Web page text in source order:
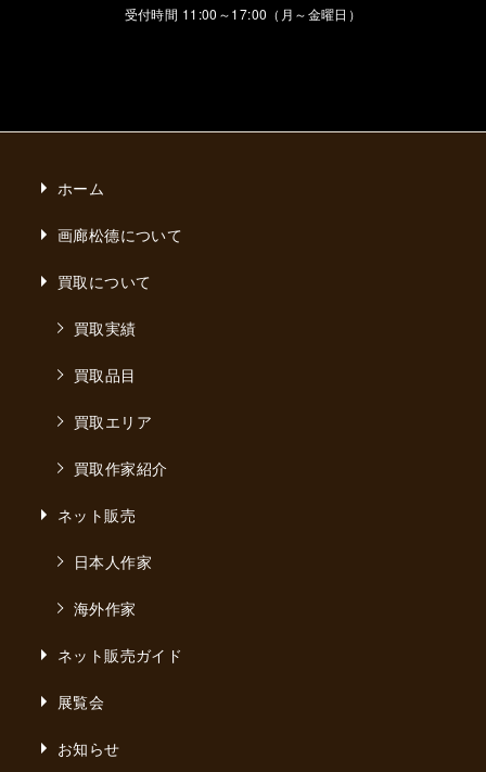
受付時間 11:00～17:00（月～金曜日）
ホーム
画廊松德について
買取について
買取実績
買取品目
買取エリア
買取作家紹介
ネット販売
日本人作家
海外作家
ネット販売ガイド
展覧会
お知らせ